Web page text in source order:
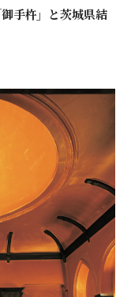
手杵」と茨城県結